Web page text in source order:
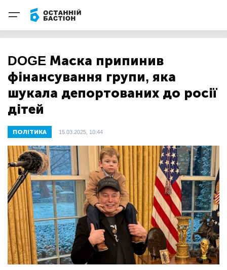
DOGE Маска припинив
фінансування групи, яка
шукала депортованих до росії
дітей
ПОЛІТИКА 15.03.2025, 10:44